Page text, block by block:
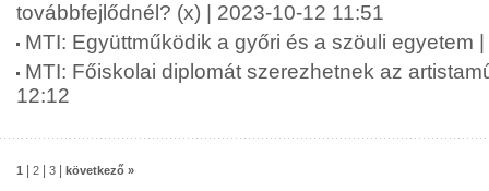
továbbfejlődnél? (x) | 2023-10-12 11:51
MTI: Együttműködik a győri és a szöuli egyetem
MTI: Főiskolai diplomát szerezhetnek az
12:12
1 2 3 következő »